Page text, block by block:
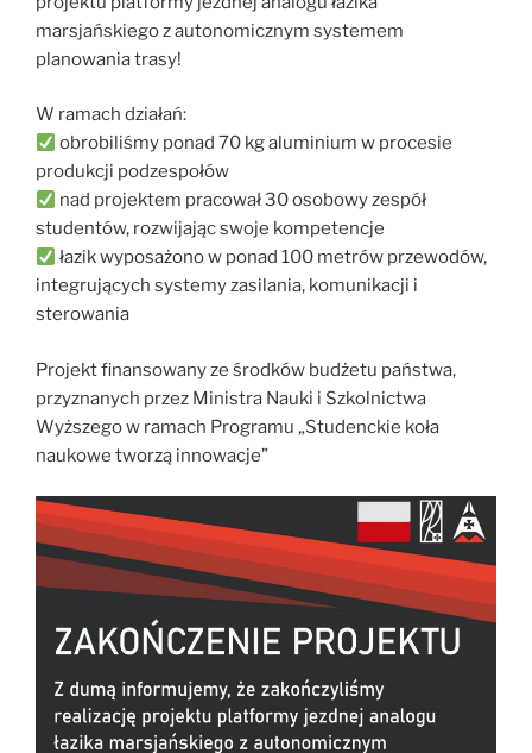
marsjańskiego z autonomicznym systemem
planowania trasy!
W ramach działań:
obrobiliśmy ponad 70 kg aluminium w procesie
produkcji podzespołów
nad projektem pracował 30 osobowy zespół
studentów, rozwijając swoje kompetencje
łazik wyposażono w ponad 100 metrów przewodów,
integrujących systemy zasilania, komunikacji i
sterowania
Projekt finansowany ze środków budżetu państwa,
przyznanych przez Ministra Nauki i Szkolnictwa
Wyższego w ramach Programu „Studenckie koła
naukowe tworzą innowacje”